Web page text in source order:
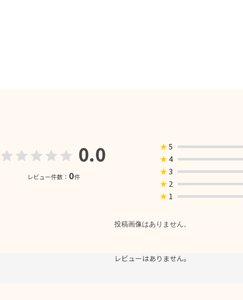
0.0
レビュー件数： 0件
★5
★4
★3
★ 2
★ 1
投稿画像はありません。
レビューはありません。